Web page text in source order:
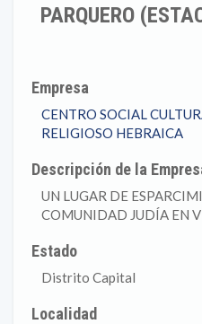
PARQUERO
Empresa
CENTRO SOCIAL
RELIGIOSO HEBRAICA
Descripción de la
UN LUGAR DE
COMUNIDAD JUDÍA EN
Estado
Distrito Capital
Localidad